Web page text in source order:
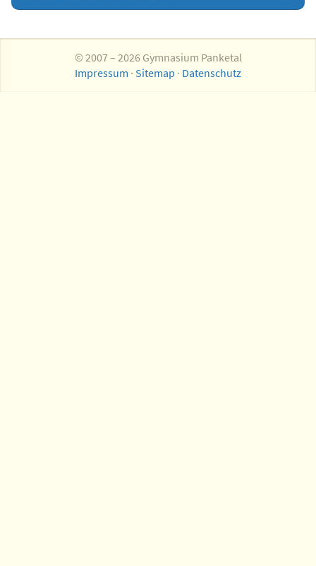
© 2007 – 2026 Gymnasium Panketal
Impressum · Sitemap · Datenschutz